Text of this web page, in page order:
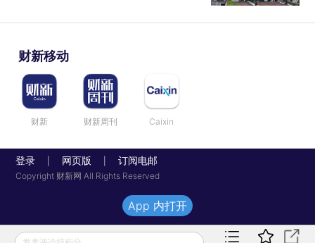
财新移动
财新 财新周刊 Caixin
登录 网页版 订阅电邮
Copyright 财新网 All Rights Reserved
App 内打开